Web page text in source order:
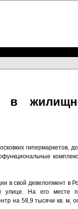
в
гипермаркетов,
в свой девелопмент в
На его месте
на 58,9 тысячи кв. м,